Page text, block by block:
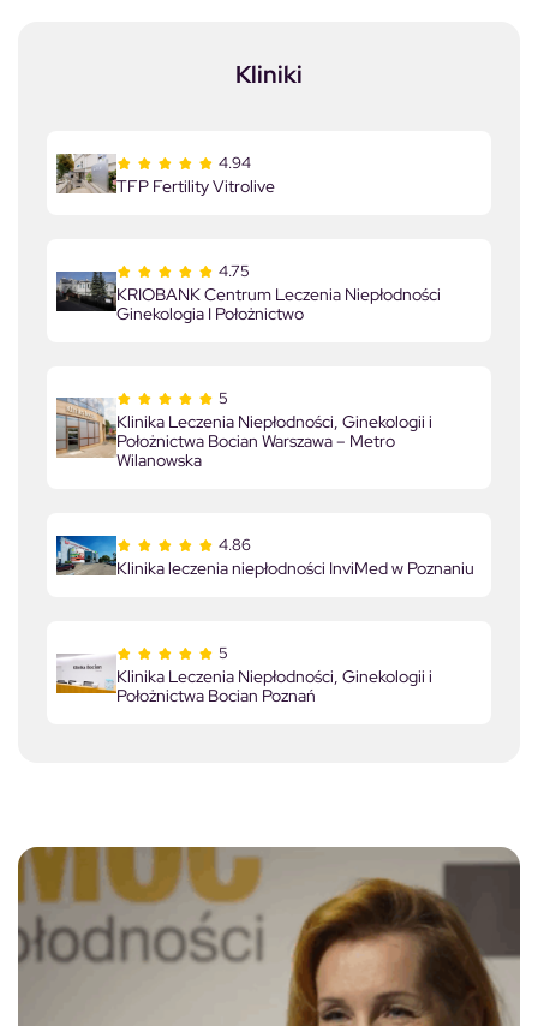
Kliniki
4.94
TFP Fertility Vitrolive
4.75
KRIOBANK Centrum Leczenia Niepłodności
Ginekologia I Położnictwo
5
Klinika Leczenia Niepłodności, Ginekologii i
Położnictwa Bocian Warszawa – Metro
Wilanowska
4.86
Klinika leczenia niepłodności InviMed w Poznaniu
5
Klinika Leczenia Niepłodności, Ginekologii i
Położnictwa Bocian Poznań